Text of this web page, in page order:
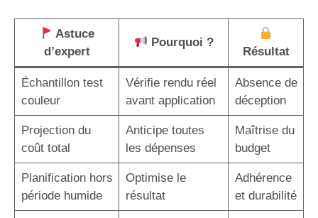
Astuce
d’expert
Pourquoi ?
Résultat
Échantillon test
couleur
Vérifie rendu réel
avant application
Absence de
déception
Projection du
coût total
Anticipe toutes
les dépenses
Maîtrise du
budget
Planification hors
période humide
Optimise le
résultat
Adhérence
et durabilité